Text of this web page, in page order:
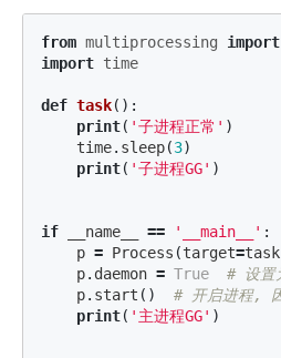
from multiprocessing import
import time
def task():
print( '子进程正常' )
time. sleep(3)
print( '子进程GG' )
if __name__ == '__main__' :
p = Process (target=task
p. daemon = True
p. start ()
print( '主进程GG' )